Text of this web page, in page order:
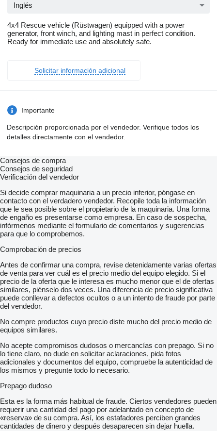
Inglés
4x4 Rescue vehicle (Rüstwagen) equipped with a power
generator, front winch, and lighting mast in perfect condition.
Ready for immediate use and absolutely safe.
Solicitar información adicional
Importante
Descripción proporcionada por el vendedor. Verifique todos los
detalles directamente con el vendedor.
Consejos de compra
Consejos de seguridad
Verificación del vendedor
Si decide comprar maquinaria a un precio inferior, póngase en
contacto con el verdadero vendedor. Recopile toda la información
que le sea posible sobre el propietario de la maquinaria. Una forma
de engaño es presentarse como empresa. En caso de sospecha,
infórmenos mediante el formulario de comentarios y sugerencias
para que lo comprobemos.
Comprobación de precios
Antes de confirmar una compra, revise detenidamente varias ofertas
de venta para ver cuál es el precio medio del equipo elegido. Si el
precio de la oferta que le interesa es mucho menor que el de ofertas
similares, piénselo dos veces. Una diferencia de precio significativa
puede conllevar a defectos ocultos o a un intento de fraude por parte
del vendedor.
No compre productos cuyo precio diste mucho del precio medio de
equipos similares.
No acepte compromisos dudosos o mercancías con prepago. Si no
lo tiene claro, no dude en solicitar aclaraciones, pida fotos
adicionales y documentos del equipo, compruebe la autenticidad de
los mismos y pregunte todo lo necesario.
Prepago dudoso
Esta es la forma más habitual de fraude. Ciertos vendedores pueden
requerir una cantidad del pago por adelantado en concepto de
«reserva» de su compra. Así, los estafadores perciben grandes
cantidades de dinero y después desaparecen sin dejar huella.